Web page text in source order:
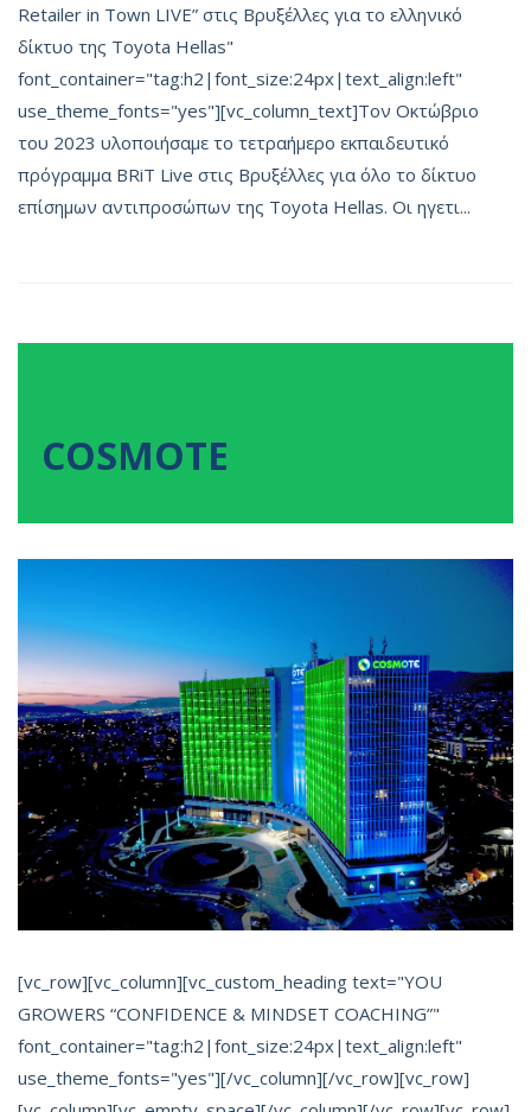
Retailer in Town LIVE” στις Βρυξέλλες για το ελληνικό
δίκτυο της Toyota Hellas"
font_container="tag:h2|font_size:24px|text_align:left"
use_theme_fonts="yes"][vc_column_text]Τον Οκτώβριο
του 2023 υλοποιήσαμε το τετραήμερο εκπαιδευτικό
πρόγραμμα BRiT Live στις Βρυξέλλες για όλο το δίκτυο
επίσημων αντιπροσώπων της Toyota Hellas. Οι ηγετι...
COSMOTE
[vc_row][vc_column][vc_custom_heading text="YOU
GROWERS “CONFIDENCE & MINDSET COACHING”"
font_container="tag:h2|font_size:24px|text_align:left"
use_theme_fonts="yes"][/vc_column][/vc_row][vc_row]